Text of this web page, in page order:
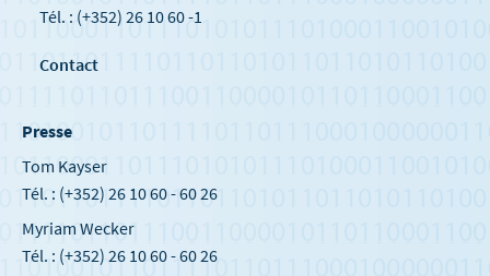
Tél. : (+352) 26 10 60 -1
Contact
Presse
Tom Kayser
Tél. : (+352) 26 10 60 - 60 26
Myriam Wecker
Tél. : (+352) 26 10 60 - 60 26